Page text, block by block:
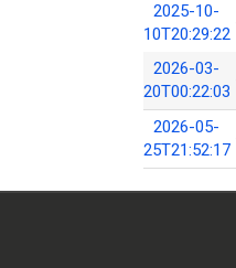
2025-10-
10T20:29:22
2026-03-
20T00:22:03
2026-05-
25T21:52:17